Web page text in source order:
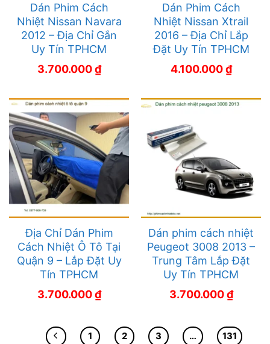
Dán Phim Cách
Nhiệt Nissan Navara
2012 – Địa Chỉ Gắn
Uy Tín TPHCM
3.700.000₫
Dán Phim Cách
Nhiệt Nissan Xtrail
2016 – Địa Chỉ Lắp
Đặt Uy Tín TPHCM
4.100.000₫
Địa Chỉ Dán Phim
Cách Nhiệt Ô Tô Tại
Quận 9 – Lắp Đặt Uy
Tín TPHCM
3.700.000₫
Dán phim cách nhiệt
Peugeot 3008 2013 –
Trung Tâm Lắp Đặt
Uy Tín TPHCM
3.700.000₫
1 2 3 …
131